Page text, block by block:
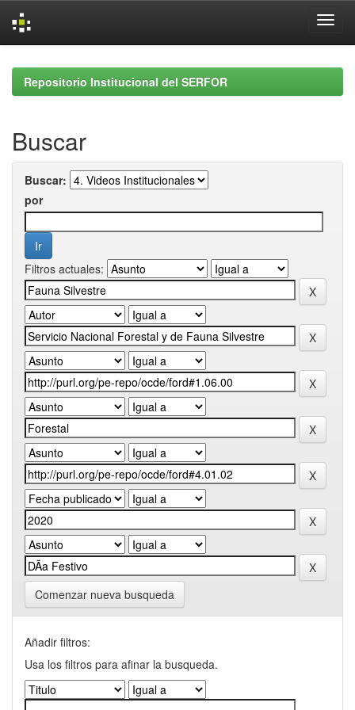
navigationRepositorio Institucional del SERFOR
Buscar
Buscar:
por
Filtros actuales:
Comenzar nueva busqueda
Añadir filtros:
Usa los filtros para afinar la busqueda.